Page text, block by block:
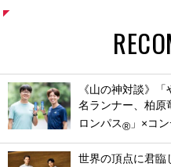
《山の神対談》
名ランナー、柏原
ロンパス® 」×コ
世界の頂点に君臨